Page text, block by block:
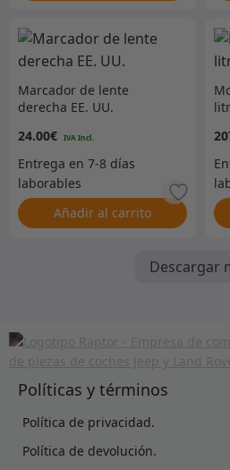
Marcador de lente
derecha EE. UU.
24.00€
Añadir al carrito
Descargar
Políticas y términos
Política de privacidad.
Política de devolución.